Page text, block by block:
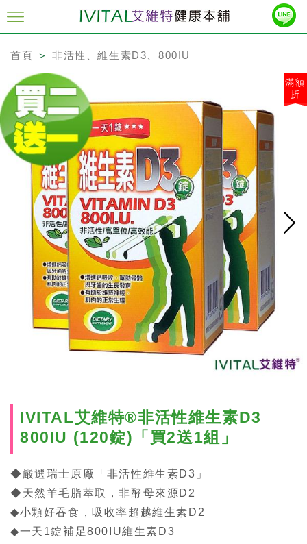
首頁 ＞ 非活性、維生素D3、800IU
滿額
折
IVITAL艾維特®非活性維生素D3
800IU (120錠)「買2送1組」
◆嚴選瑞士原廠「非活性維生素D3」
◆天然羊毛脂萃取，非酵母來源D2
◆小顆好吞食，吸收率超越維生素D2
◆一天1錠補足800IU維生素D3